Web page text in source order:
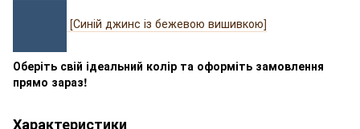
[Синій джинс із бежевою вишивкою]
Оберіть свій ідеальний колір та оформіть замовлення
прямо зараз!
Характеристики